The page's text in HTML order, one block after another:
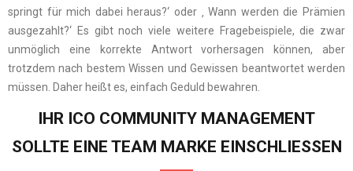
springt für mich dabei heraus?‘ oder ‚ Wann werden die Prämien
ausgezahlt?‘ Es gibt noch viele weitere Fragebeispiele, die zwar
unmöglich eine korrekte Antwort vorhersagen können, aber
trotzdem nach bestem Wissen und Gewissen beantwortet werden
müssen. Daher heißt es, einfach Geduld bewahren.
IHR ICO COMMUNITY MANAGEMENT
SOLLTE EINE TEAM MARKE EINSCHLIESSEN